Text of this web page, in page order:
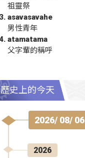
祖靈祭
asavasavahe
男性青年
atamatama
父字輩的稱呼
歷史上的今天
2026/ 08/ 06
2026